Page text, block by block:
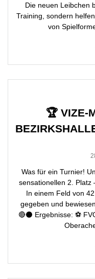
Die neuen Leibchen
Training, sondern
von
🏆 VIZE-
Was für ein Turnier!
sensationellen 2. Platz
In einem Feld von
gegeben und
🔴⚫ Ergebnisse: ⚽